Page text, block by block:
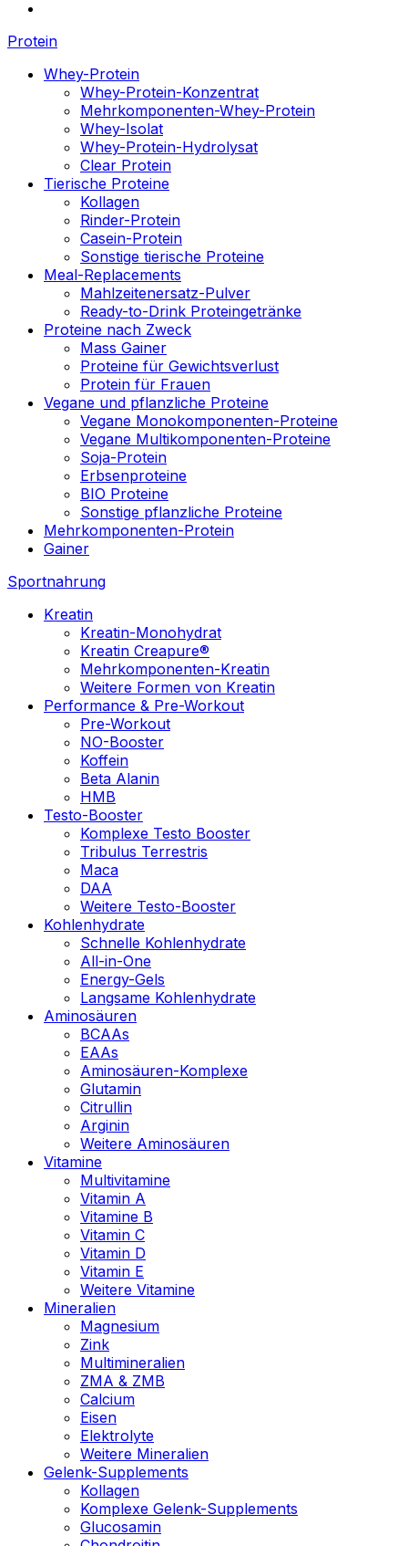
Protein
Whey-Protein
Whey-Protein-Konzentrat
Mehrkomponenten-Whey-Protein
Whey-Isolat
Whey-Protein-Hydrolysat
Clear Protein
Tierische Proteine
Kollagen
Rinder-Protein
Casein-Protein
Sonstige tierische Proteine
Meal-Replacements
Mahlzeitenersatz-Pulver
Ready-to-Drink Proteingetränke
Proteine nach Zweck
Mass Gainer
Proteine für Gewichtsverlust
Protein für Frauen
Vegane und pflanzliche Proteine
Vegane Monokomponenten-Proteine
Vegane Multikomponenten-Proteine
Soja-Protein
Erbsenproteine
BIO Proteine
Sonstige pflanzliche Proteine
Mehrkomponenten-Protein
Gainer
Sportnahrung
Kreatin
Kreatin-Monohydrat
Kreatin Creapure®
Mehrkomponenten-Kreatin
Weitere Formen von Kreatin
Performance & Pre-Workout
Pre-Workout
NO-Booster
Koffein
Beta Alanin
HMB
Testo-Booster
Komplexe Testo Booster
Tribulus Terrestris
Maca
DAA
Weitere Testo-Booster
Kohlenhydrate
Schnelle Kohlenhydrate
All-in-One
Energy-Gels
Langsame Kohlenhydrate
Aminosäuren
BCAAs
EAAs
Aminosäuren-Komplexe
Glutamin
Citrullin
Arginin
Weitere Aminosäuren
Vitamine
Multivitamine
Vitamin A
Vitamine B
Vitamin C
Vitamin D
Vitamin E
Weitere Vitamine
Mineralien
Magnesium
Zink
Multimineralien
ZMA & ZMB
Calcium
Eisen
Elektrolyte
Weitere Mineralien
Gelenk-Supplements
Kollagen
Komplexe Gelenk-Supplements
Glucosamin